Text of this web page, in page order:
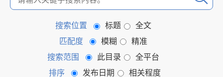
搜索位置 标题
全文
匹配度
模糊
精准
搜索范围
此目录
全平台
排序
发布日期 相关程度